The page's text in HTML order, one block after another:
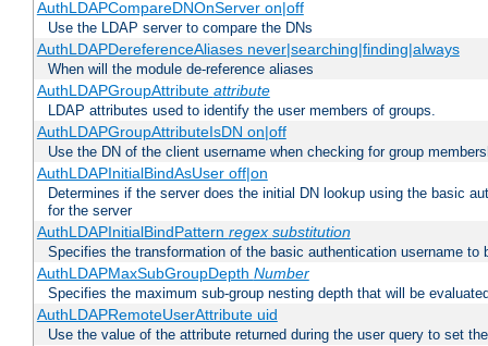
AuthLDAPCompareDNOnServer on|off
Use the LDAP server to compare the DNs
AuthLDAPDereferenceAliases never|searching|finding|always
When will the module de-reference aliases
AuthLDAPGroupAttribute attribute
LDAP attributes used to identify the user members of groups.
AuthLDAPGroupAttributeIsDN on|off
Use the DN of the client username when checking for group
AuthLDAPInitialBindAsUser off|on
Determines if the server does the initial DN lookup using the basic
for the server
AuthLDAPInitialBindPattern regex substitution
Specifies the transformation of the basic authentication username
AuthLDAPMaxSubGroupDepth Number
Specifies the maximum sub-group nesting depth that will be
AuthLDAPRemoteUserAttribute uid
Use the value of the attribute returned during the user query to set